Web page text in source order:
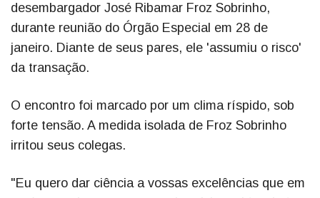
desembargador José Ribamar Froz Sobrinho,
durante reunião do Órgão Especial em 28 de
janeiro. Diante de seus pares, ele 'assumiu o risco'
da transação.
O encontro foi marcado por um clima ríspido, sob
forte tensão. A medida isolada de Froz Sobrinho
irritou seus colegas.
"Eu quero dar ciência a vossas excelências que em